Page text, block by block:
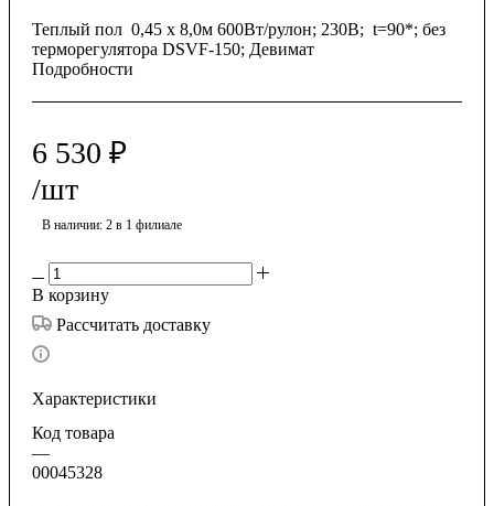
Теплый пол 0,45 х 8,0м 600Вт/рулон; 230В; t=90*; без
терморегулятора DSVF-150; Девимат
Подробности
6 530 ₽
/шт
В наличии: 2 в 1 филиале
В корзину
Рассчитать доставку
Характеристики
Код товара
—
00045328